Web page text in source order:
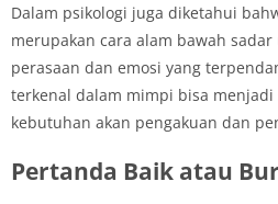
Dalam psikologi juga diketahui
merupakan cara alam bawah
perasaan dan emosi yang
terkenal dalam mimpi bisa
kebutuhan akan pengakuan dan
Pertanda Baik atau